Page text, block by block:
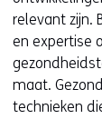
relevant zijn.
en expertise
maat.
technieken